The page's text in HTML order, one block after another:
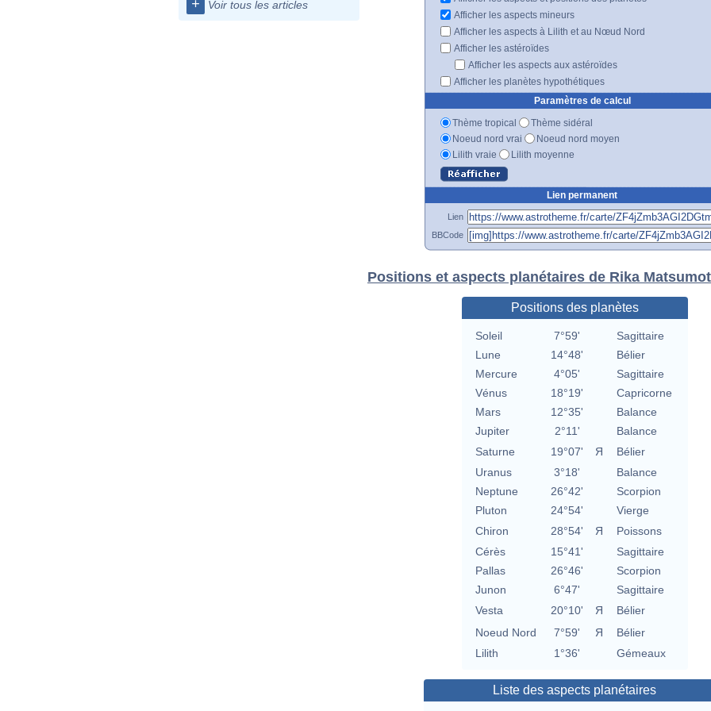
+ Voir tous les articles
Afficher les aspects mineurs
Afficher les aspects à Lilith et au Nœud Nord
Afficher les astéroïdes
Afficher les aspects aux astéroïdes
Afficher les planètes hypothétiques
Paramètres de calcul
Thème tropical
Thème sidéral
Noeud nord vrai
Noeud nord moyen
Lilith vraie
Lilith moyenne
Lien permanent
Lien
BBCode
Positions et aspects planétaires de Rika
Positions des planètes
Soleil 7°59'
Sagittaire
Lune
14°48'
Bélier
Mercure
4°05'
Sagittaire
Vénus
18°19'
Capricorne
Mars
12°35'
Balance
Jupiter
2°11'
Balance
Saturne
19°07' Я
Bélier
Uranus
3°18'
Balance
Neptune
26°42'
Scorpion
Pluton
24°54'
Vierge
Chiron
28°54' Я
Poissons
Cérès
15°41'
Sagittaire
Pallas
26°46'
Scorpion
Junon
6°47'
Sagittaire
Vesta
20°10' Я
Bélier
Noeud Nord
7°59' Я
Bélier
Lilith
1°36' Gémeaux
Liste des aspects planétaires